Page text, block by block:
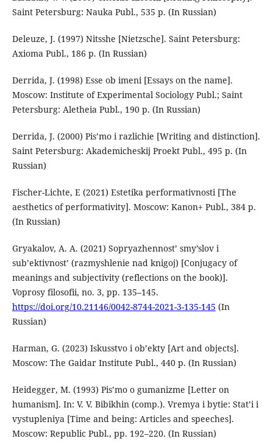
Saint Petersburg: Nauka Publ., 535 p. (In Russian)
Deleuze, J. (1997) Nitsshe [Nietzsche]. Saint Petersburg:
Axioma Publ., 186 p. (In Russian)
Derrida, J. (1998) Esse ob imeni [Essays on the name].
Moscow: Institute of Experimental Sociology Publ.; Saint
Petersburg: Aletheia Publ., 190 p. (In Russian)
Derrida, J. (2000) Pis’mo i razlichie [Writing and distinction].
Saint Petersburg: Akademicheskij Proekt Publ., 495 p. (In
Russian)
Fischer-Lichte, E (2021) Estetika performativnosti [The
aesthetics of performativity]. Moscow: Kanon+ Publ., 384 p.
(In Russian)
Gryakalov, A. A. (2021) Sopryazhennost’ smy’slov i
sub’ektivnost’ (razmyshlenie nad knigoj) [Conjugacy of
meanings and subjectivity (reflections on the book)].
Voprosy filosofii, no. 3, pp. 135–145.
https://doi.org/10.21146/0042-8744-2021-3-135-145 (In
Russian)
Harman, G. (2023) Iskusstvo i ob’ekty [Art and objects].
Moscow: The Gaidar Institute Publ., 440 p. (In Russian)
Heidegger, M. (1993) Pis’mo o gumanizme [Letter on
humanism]. In: V. V. Bibikhin (comp.). Vremya i bytie: Stat’i i
vystupleniya [Time and being: Articles and speeches].
Moscow: Republic Publ., pp. 192–220. (In Russian)